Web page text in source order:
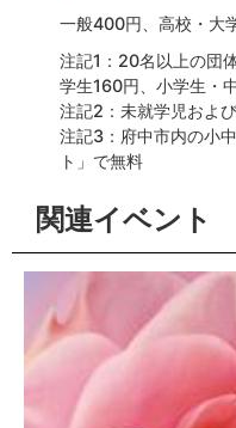
一般400円、高校・大
注記1：20名以上の団
学生160円、小学生・
注記2：未就学児およ
注記3：府中市内の小
ト」で無料
関連イベント